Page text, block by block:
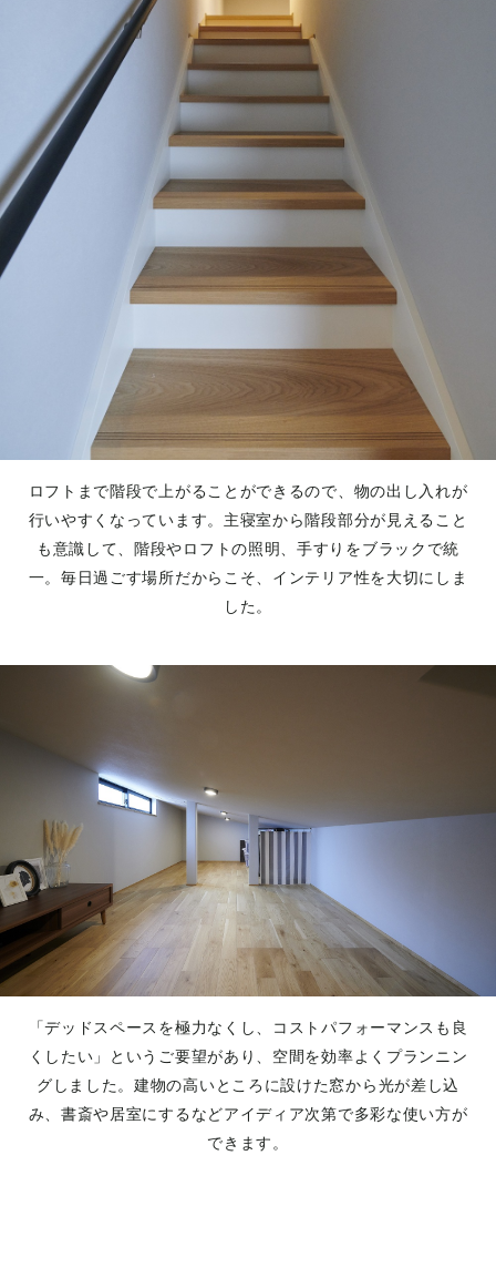
ロフトまで階段で上がることができるので、物の出し入れが
行いやすくなっています。主寝室から階段部分が見えること
も意識して、階段やロフトの照明、手すりをブラックで統
一。毎日過ごす場所だからこそ、インテリア性を大切にしま
した。
「デッドスペースを極力なくし、コストパフォーマンスも良
くしたい」というご要望があり、空間を効率よくプランニン
グしました。建物の高いところに設けた窓から光が差し込
み、書斎や居室にするなどアイディア次第で多彩な使い方が
できます。